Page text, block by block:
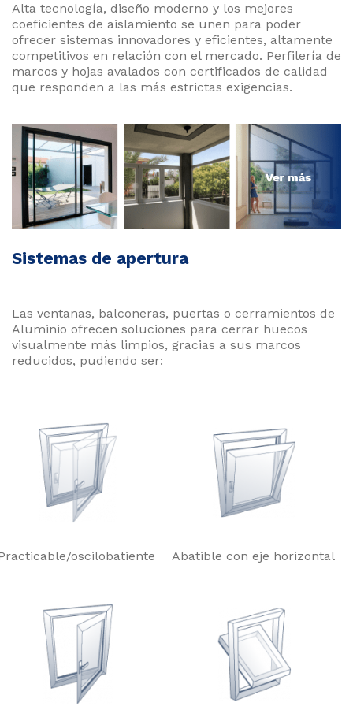
Alta tecnología, diseño moderno y los mejores
coeficientes de aislamiento se unen para poder
ofrecer sistemas innovadores y eficientes, altamente
competitivos en relación con el mercado. Perfilería de
marcos y hojas avalados con certificados de calidad
que responden a las más estrictas exigencias.
Sistemas de apertura
Las ventanas, balconeras, puertas o cerramientos de
Aluminio ofrecen soluciones para cerrar huecos
visualmente más limpios, gracias a sus marcos
reducidos, pudiendo ser:
oscilobatiente Abatible con eje horizontal